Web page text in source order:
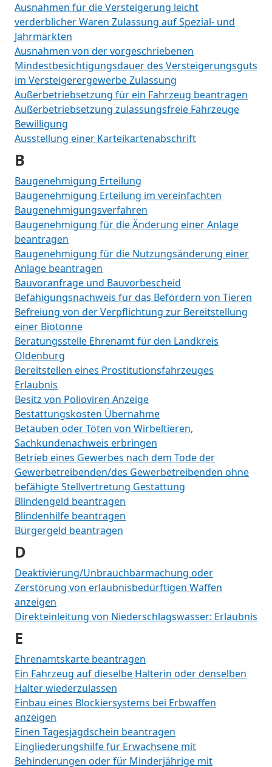
Ausnahmen für die Versteigerung leicht
verderblicher Waren Zulassung auf Spezial- und
Jahrmärkten
Ausnahmen von der vorgeschriebenen
Mindestbesichtigungsdauer des Versteigerungsguts
im Versteigerergewerbe Zulassung
Außerbetriebsetzung für ein Fahrzeug beantragen
Außerbetriebsetzung zulassungsfreie Fahrzeuge
Bewilligung
Ausstellung einer Karteikartenabschrift
B
Baugenehmigung Erteilung
Baugenehmigung Erteilung im vereinfachten
Baugenehmigungsverfahren
Baugenehmigung für die Änderung einer Anlage
beantragen
Baugenehmigung für die Nutzungsänderung einer
Anlage beantragen
Bauvoranfrage und Bauvorbescheid
Befähigungsnachweis für das Befördern von Tieren
Befreiung von der Verpflichtung zur Bereitstellung
einer Biotonne
Beratungsstelle Ehrenamt für den Landkreis
Oldenburg
Bereitstellen eines Prostitutionsfahrzeuges
Erlaubnis
Besitz von Polioviren Anzeige
Bestattungskosten Übernahme
Betäuben oder Töten von Wirbeltieren,
Sachkundenachweis erbringen
Betrieb eines Gewerbes nach dem Tode der
Gewerbetreibenden/des Gewerbetreibenden ohne
befähigte Stellvertretung Gestattung
Blindengeld beantragen
Blindenhilfe beantragen
Bürgergeld beantragen
D
Deaktivierung/Unbrauchbarmachung oder
Zerstörung von erlaubnisbedürftigen Waffen
anzeigen
Direkteinleitung von Niederschlagswasser: Erlaubnis
E
Ehrenamtskarte beantragen
Ein Fahrzeug auf dieselbe Halterin oder denselben
Halter wiederzulassen
Einbau eines Blockiersystems bei Erbwaffen
anzeigen
Einen Tagesjagdschein beantragen
Eingliederungshilfe für Erwachsene mit
Behinderungen oder für Minderjährige mit